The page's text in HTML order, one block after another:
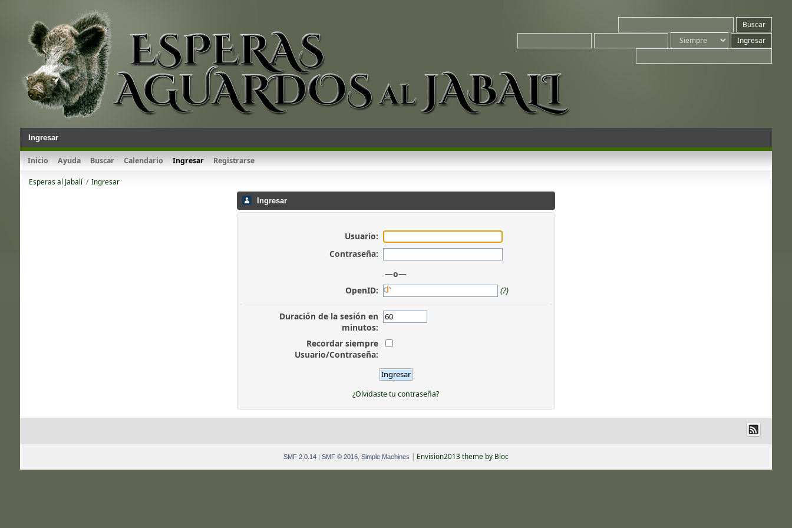
Ingresar
Inicio Ayuda Buscar Calendario Ingresar Registrarse
Esperas al Jabalí/ Ingresar
Ingresar
Usuario:
Contraseña:
—o—
OpenID:
(?)
Duración de la sesión en
minutos:
Recordar siempre
Usuario/Contraseña:
¿Olvidaste tu contraseña?
SMF 2.0.14| SMF © 2016, Simple Machines Envision2013 theme by Bloc